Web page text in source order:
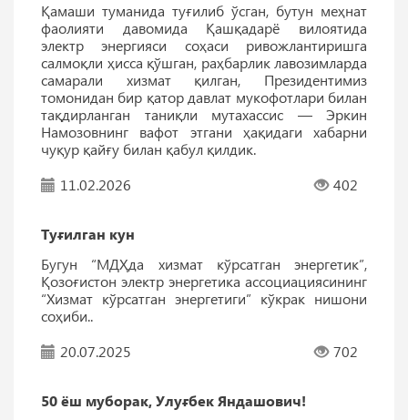
Қамаши туманида туғилиб ўсган, бутун меҳнат
фаолияти давомида Қашқадарё вилоятида
электр энергияси соҳаси ривожлантиришга
салмоқли ҳисса қўшган, раҳбарлик лавозимларда
самарали хизмат қилган, Президентимиз
томонидан бир қатор давлат мукофотлари билан
тақдирланган таниқли мутахассис — Эркин
Намозовнинг вафот этгани ҳақидаги хабарни
чуқур қайғу билан қабул қилдик.
11.02.2026
402
Туғилган кун
Бугун “МДҲда хизмат кўрсатган энергетик”,
Қозоғистон электр энергетика ассоциациясининг
“Хизмат кўрсатган энергетиги” кўкрак нишони
соҳиби..
20.07.2025
702
50 ёш муборак, Улуғбек Яндашович!